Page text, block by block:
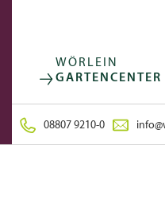
WÖRLEIN
GARTENCENTER
08807 9210-0
FOLGE UNS AUF: